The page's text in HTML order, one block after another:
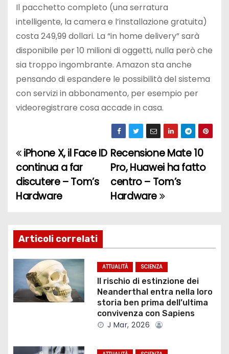
Il pacchetto completo (una serratura
intelligente, la camera e l’installazione gratuita)
costa 249,99 dollari. La “in home delivery” sarà
disponibile per 10 milioni di oggetti, nulla però che
sia troppo ingombrante. Amazon sta anche
pensando di espandere le possibilità del sistema
con servizi in abbonamento, per esempio per
videoregistrare cosa accade in casa.
N
a
v
g
a
z
i
Recensione Mate 10
Pro, Huawei ha fatto
centro – Tom’s
Hardware
iPhone X, il Face ID
continua a far
discutere – Tom’s
Hardware
Articoli correlati
ATTUALITÀ SCIENZA
Il rischio di estinzione dei
Neanderthal entra nella loro
storia ben prima dell’ultima
convivenza con Sapiens
J Mar, 2026